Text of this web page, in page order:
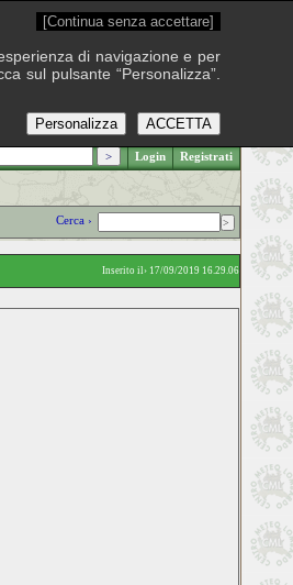
.: Sabato 8 agosto 2026
Login Registrati
Cerca ›
Inserito il› 17/09/2019 16.29.06
[Continua senza accettare]
di navigazione e per
sul pulsante “Personalizza”.
ACCETTA
Personalizza